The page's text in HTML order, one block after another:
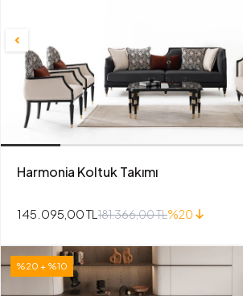
Harmonia Koltuk Takımı
145.095,00 TL 181.366,00 TL%20
%20 + %10